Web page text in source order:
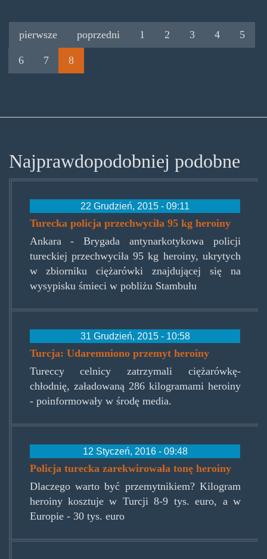
pierwsze poprzedni 1 2 3 4 5
6 7 8
Najprawdopodobniej podobne
22 Grudzień, 2015 - 09:11
Turecka policja przechwyciła 95 kg heroiny
Ankara - Brygada antynarkotykowa policji
tureckiej przechwyciła 95 kg heroiny, ukrytych
w zbiorniku ciężarówki znajdującej się na
wysypisku śmieci w pobliżu Stambułu
31 Grudzień, 2015 - 10:58
Turcja: Udaremniono przemyt heroiny
Tureccy celnicy zatrzymali ciężarówkę-
chłodnię, załadowaną 286 kilogramami heroiny
- poinformowały w środę media.
12 Styczeń, 2016 - 09:48
Policja turecka zarekwirowała tonę heroiny
Dlaczego warto być przemytnikiem? Kilogram
heroiny kosztuje w Turcji 8-9 tys. euro, a w
Europie - 30 tys. euro